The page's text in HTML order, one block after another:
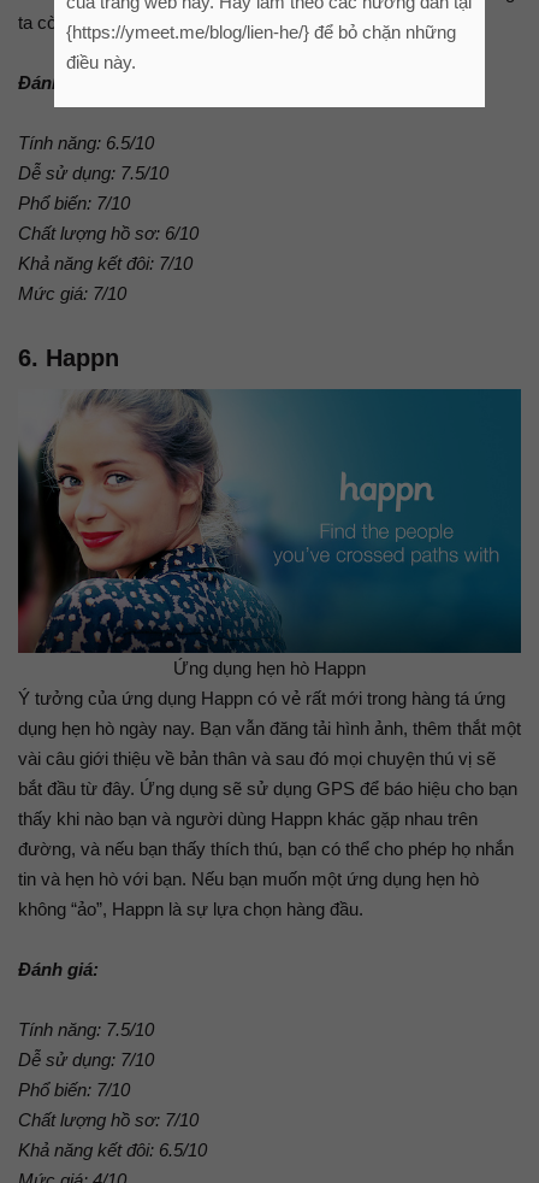
ta còn có thể gửi nhạc cho nhau ngoài việc nói chuyện.
Đánh giá:
Tính năng: 6.5/10
Dễ sử dụng: 7.5/10
Phổ biến: 7/10
Chất lượng hồ sơ: 6/10
Khả năng kết đôi: 7/10
Mức giá: 7/10
6. Happn
Ứng dụng hẹn hò Happn
Ý tưởng của ứng dụng Happn có vẻ rất mới trong hàng tá ứng
dụng hẹn hò ngày nay. Bạn vẫn đăng tải hình ảnh, thêm thắt một
vài câu giới thiệu về bản thân và sau đó mọi chuyện thú vị sẽ
bắt đầu từ đây. Ứng dụng sẽ sử dụng GPS để báo hiệu cho bạn
thấy khi nào bạn và người dùng Happn khác gặp nhau trên
đường, và nếu bạn thấy thích thú, bạn có thể cho phép họ nhắn
tin và hẹn hò với bạn. Nếu bạn muốn một ứng dụng hẹn hò
không “ảo”, Happn là sự lựa chọn hàng đầu.
Đánh giá:
Tính năng: 7.5/10
Dễ sử dụng: 7/10
Phổ biến: 7/10
Chất lượng hồ sơ: 7/10
Khả năng kết đôi: 6.5/10
{https://ymeet.me/blog/lien-he/} để bỏ chặn những
điều này.